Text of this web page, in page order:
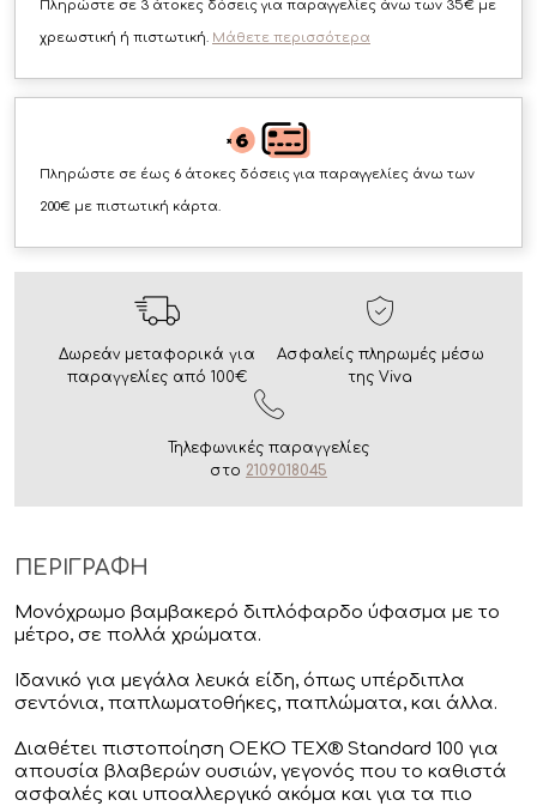
Πληρώστε σε 3 άτοκες δόσεις για παραγγελίες άνω των 35€ με
χρεωστική ή πιστωτική. Μάθετε περισσότερα
Πληρώστε σε έως 6 άτοκες δόσεις για παραγγελίες άνω των
200€ με πιστωτική κάρτα.
Δωρεάν μεταφορικά για
παραγγελίες από 100€
Ασφαλείς πληρωμές μέσω
της Viva
Τηλεφωνικές παραγγελίες
στο 2109018045
ΠΕΡΙΓΡΑΦΗ
Μονόχρωμο βαμβακερό διπλόφαρδο ύφασμα με το
μέτρο, σε πολλά χρώματα.
Ιδανικό για μεγάλα λευκά είδη, όπως υπέρδιπλα
σεντόνια, παπλωματοθήκες, παπλώματα, και άλλα.
Διαθέτει πιστοποίηση OEKO TEX® Standard 100 για
απουσία βλαβερών ουσιών, γεγονός που το καθιστά
ασφαλές και υποαλλεργικό ακόμα και για τα πιο